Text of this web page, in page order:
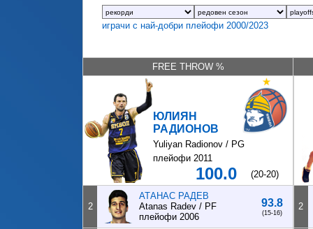
играчи с най-добри плейофи 2000/2023
FREE THROW %
ЮЛИЯН
РАДИОНОВ
Yuliyan Radionov / PG
плейофи 2011
100.0 (20-20)
2
АТАНАС РАДЕВ
Atanas Radev / PF
плейофи 2006
93.8
(15-16)
2